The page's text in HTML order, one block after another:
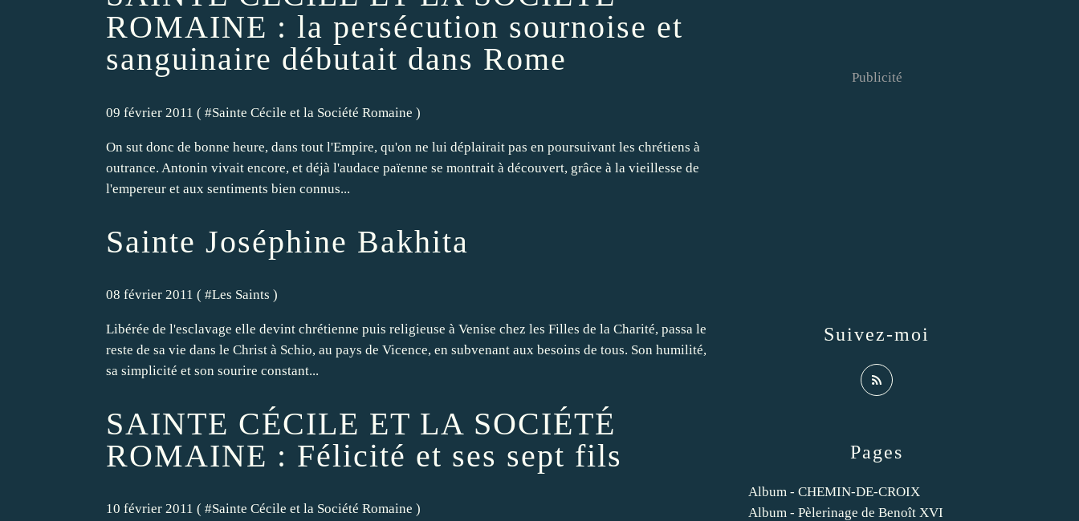
ROMAINE : la persécution sournoise et
sanguinaire débutait dans Rome
09 février 2011 ( #Sainte Cécile et la Société Romaine )
On sut donc de bonne heure, dans tout l'Empire, qu'on ne lui déplairait pas en poursuivant les chrétiens à
outrance. Antonin vivait encore, et déjà l'audace païenne se montrait à découvert, grâce à la vieillesse de
l'empereur et aux sentiments bien connus...
Sainte Joséphine Bakhita
08 février 2011 ( #Les Saints )
Libérée de l'esclavage elle devint chrétienne puis religieuse à Venise chez les Filles de la Charité, passa le
reste de sa vie dans le Christ à Schio, au pays de Vicence, en subvenant aux besoins de tous. Son humilité,
sa simplicité et son sourire constant...
SAINTE CÉCILE ET LA SOCIÉTÉ
ROMAINE : Félicité et ses sept fils
10 février 2011 ( #Sainte Cécile et la Société Romaine )
Pages
Album - CHEMIN-DE-CROIX
Album - Pèlerinage de Benoît XVI
Suivez-moi
Publicité